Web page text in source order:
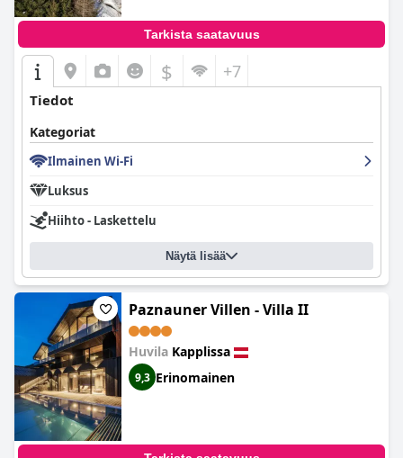
Tarkista saatavuus
$ +7
Tiedot
Kategoriat
Ilmainen Wi-Fi
Luksus
Hiihto - Laskettelu
Näytä lisää
Paznauner Villen - Villa II
Huvila Kapplissa
9,3 Erinomainen